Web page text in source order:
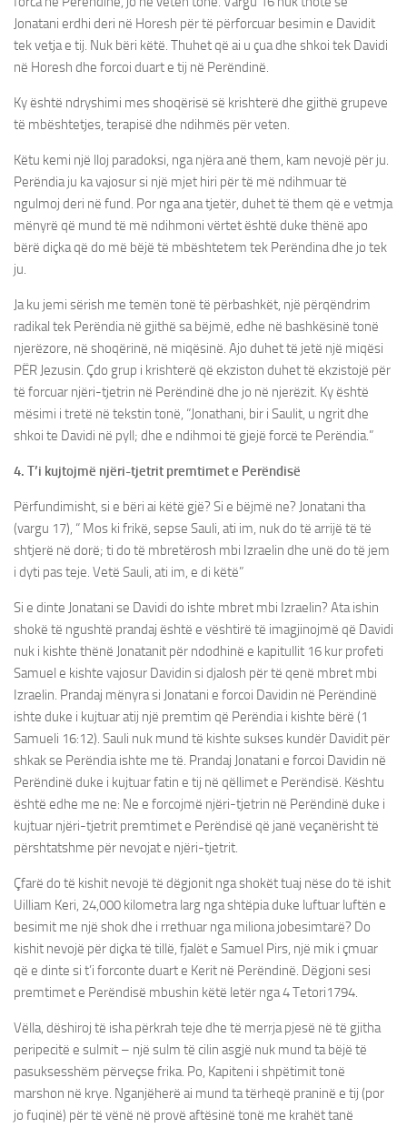
Jonatani erdhi deri në Horesh për të përforcuar besimin e Davidit
tek vetja e tij. Nuk bëri këtë. Thuhet që ai u çua dhe shkoi tek Davidi
në Horesh dhe forcoi duart e tij në Perëndinë.
Ky është ndryshimi mes shoqërisë së krishterë dhe gjithë grupeve
të mbështetjes, terapisë dhe ndihmës për veten.
Këtu kemi një lloj paradoksi, nga njëra anë them, kam nevojë për ju.
Perëndia ju ka vajosur si një mjet hiri për të më ndihmuar të
ngulmoj deri në fund. Por nga ana tjetër, duhet të them që e vetmja
mënyrë që mund të më ndihmoni vërtet është duke thënë apo
bërë diçka që do më bëjë të mbështetem tek Perëndina dhe jo tek
ju.
Ja ku jemi sërish me temën tonë të përbashkët, një përqëndrim
radikal tek Perëndia në gjithë sa bëjmë, edhe në bashkësinë tonë
njerëzore, në shoqërinë, në miqësinë. Ajo duhet të jetë një miqësi
PËR Jezusin. Çdo grup i krishterë që ekziston duhet të ekzistojë për
të forcuar njëri-tjetrin në Perëndinë dhe jo në njerëzit. Ky është
mësimi i tretë në tekstin tonë, “Jonathani, bir i Saulit, u ngrit dhe
shkoi te Davidi në pyll; dhe e ndihmoi të gjejë forcë te Perëndia.”
4. T’i kujtojmë njëri-tjetrit premtimet e Perëndisë
Përfundimisht, si e bëri ai këtë gjë? Si e bëjmë ne? Jonatani tha
(vargu 17), “ Mos ki frikë, sepse Sauli, ati im, nuk do të arrijë të të
shtjerë në dorë; ti do të mbretërosh mbi Izraelin dhe unë do të jem
i dyti pas teje. Vetë Sauli, ati im, e di këtë”
Si e dinte Jonatani se Davidi do ishte mbret mbi Izraelin? Ata ishin
shokë të ngushtë prandaj është e vështirë të imagjinojmë që Davidi
nuk i kishte thënë Jonatanit për ndodhinë e kapitullit 16 kur profeti
Samuel e kishte vajosur Davidin si djalosh për të qenë mbret mbi
Izraelin. Prandaj mënyra si Jonatani e forcoi Davidin në Perëndinë
ishte duke i kujtuar atij një premtim që Perëndia i kishte bërë (1
Samueli 16:12). Sauli nuk mund të kishte sukses kundër Davidit për
shkak se Perëndia ishte me të. Prandaj Jonatani e forcoi Davidin në
Perëndinë duke i kujtuar fatin e tij në qëllimet e Perëndisë. Kështu
është edhe me ne: Ne e forcojmë njëri-tjetrin në Perëndinë duke i
kujtuar njëri-tjetrit premtimet e Perëndisë që janë veçanërisht të
përshtatshme për nevojat e njëri-tjetrit.
Çfarë do të kishit nevojë të dëgjonit nga shokët tuaj nëse do të ishit
Uilliam Keri, 24,000 kilometra larg nga shtëpia duke luftuar luftën e
besimit me një shok dhe i rrethuar nga miliona jobesimtarë? Do
kishit nevojë për diçka të tillë, fjalët e Samuel Pirs, një mik i çmuar
që e dinte si t’i forconte duart e Kerit në Perëndinë. Dëgjoni sesi
premtimet e Perëndisë mbushin këtë letër nga 4 Tetori1794.
Vëlla, dëshiroj të isha përkrah teje dhe të merrja pjesë në të gjitha
peripecitë e sulmit – një sulm të cilin asgjë nuk mund ta bëjë të
pasuksesshëm përveçse frika. Po, Kapiteni i shpëtimit tonë
marshon në krye. Nganjëherë ai mund ta tërheqë praninë e tij (por
jo fuqinë) për të vënë në provë aftësinë tonë me krahët tanë